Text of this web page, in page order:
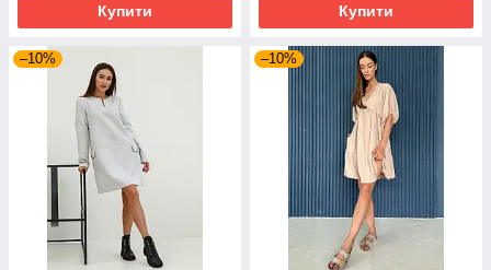
Купити Купити
–10% –10%